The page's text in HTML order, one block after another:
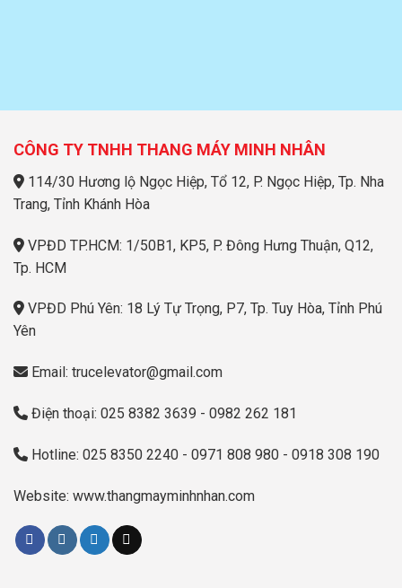
CÔNG TY TNHH THANG MÁY MINH NHÂN
114/30 Hương lộ Ngọc Hiệp, Tổ 12, P. Ngọc Hiệp, Tp. Nha
Trang, Tỉnh Khánh Hòa
VPĐD TP.HCM: 1/50B1, KP5, P. Đông Hưng Thuận, Q12,
Tp. HCM
VPĐD Phú Yên: 18 Lý Tự Trọng, P7, Tp. Tuy Hòa, Tỉnh Phú
Yên
Email: trucelevator@gmail.com
Điện thoại: 025 8382 3639 - 0982 262 181
Hotline: 025 8350 2240 - 0971 808 980 - 0918 308 190
Website: www.thangmayminhnhan.com